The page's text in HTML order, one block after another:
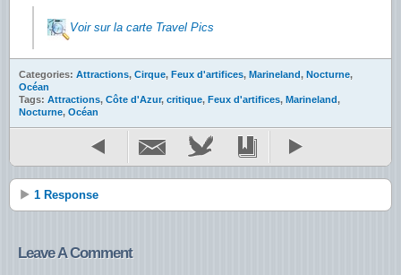
Voir sur la carte Travel Pics
Categories: Attractions, Cirque, Feux d'artifices, Marineland, Nocturne,
Océan
Tags: Attractions, Côte d'Azur, critique, Feux d'artifices, Marineland,
Nocturne, Océan
1 Response
Leave A Comment